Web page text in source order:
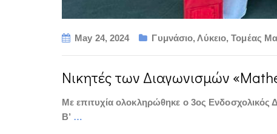
May 24, 2024 Γυμνάσιο,Λύκειο,Τομέας
Νικητές των Διαγωνισμών
Με επιτυχία ολοκληρώθηκε ο 3ος Ενδοσχολικός
Β’ …